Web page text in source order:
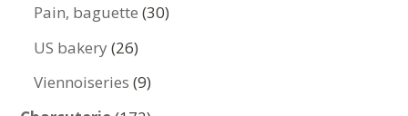
Pain, baguette 3030
US bakery 2626
produits
Viennoiseries 99
produits